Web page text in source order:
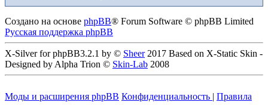
Создано на основе phpBB® Forum Software © phpBB Limited
Русская поддержка phpBB
X-Silver for phpBB3.2.1 by © Sheer2017 Based on X-Static Skin -
Designed by Alpha Trion © Skin-Lab 2008
Моды и расширения phpBB Конфиденциальность | Правила